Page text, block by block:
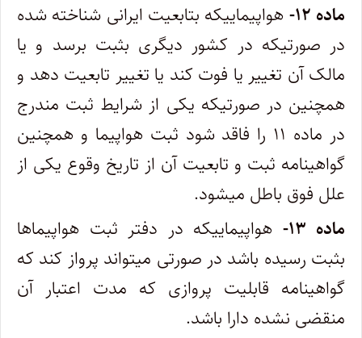
ماده ۱۲-
هواپیماییکه بتابعیت ایرانی شناخته شده
در صورتیکه در کشور دیگری بثبت برسد و یا
مالک آن تغییر یا فوت کند یا تغییر تابعیت ‌دهد و
همچنین در صورتیکه یکی از شرایط ثبت مندرج
در ماده ۱۱ را فاقد شود ثبت هواپیما و همچنین
گواهینامه ثبت و تابعیت آن از تاریخ وقوع‌ یکی از
علل فوق باطل میشود.
ماده ۱۳-
هواپیماییکه در دفتر ثبت هواپیماها
بثبت رسیده باشد در صورتی میتواند پرواز کند که
گواهینامه قابلیت پروازی که مدت اعتبار آن‌
منقضی نشده دارا باشد.